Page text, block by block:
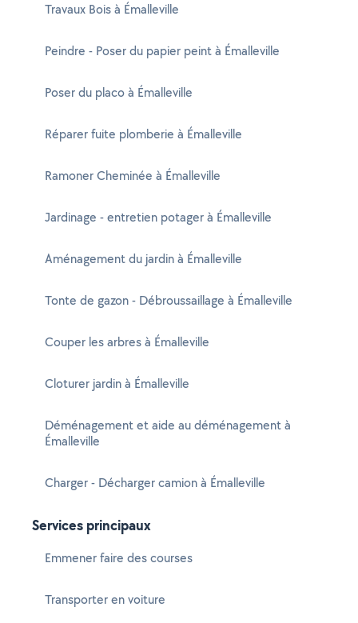
Travaux Bois à Émalleville
Peindre - Poser du papier peint à Émalleville
Poser du placo à Émalleville
Réparer fuite plomberie à Émalleville
Ramoner Cheminée à Émalleville
Jardinage - entretien potager à Émalleville
Aménagement du jardin à Émalleville
Tonte de gazon - Débroussaillage à Émalleville
Couper les arbres à Émalleville
Cloturer jardin à Émalleville
Déménagement et aide au déménagement à
Émalleville
Charger - Décharger camion à Émalleville
Services principaux
Emmener faire des courses
Transporter en voiture